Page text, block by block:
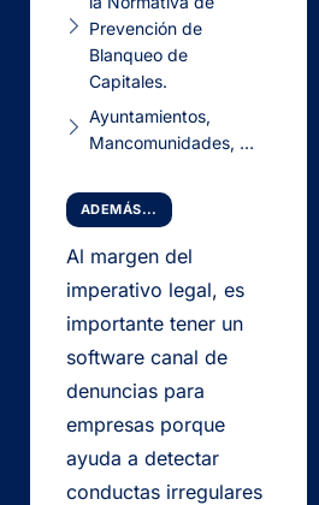
Prevención de
Blanqueo de
Capitales.
Ayuntamientos,
Mancomunidades, …
ADEMÁS...
Al margen del
imperativo legal, es
importante tener un
software canal de
denuncias para
empresas porque
ayuda a detectar
conductas irregulares